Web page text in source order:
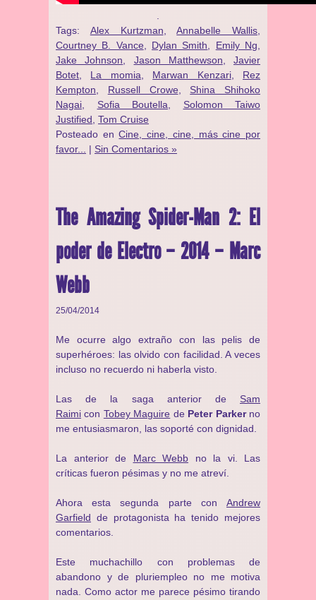
Tags: Alex Kurtzman ,Annabelle Wallis
Courtney B. Vance
Dylan Smith Emily Ng
Jake Johnson
Jason Matthewson
Javier
Botet
La momia Marwan Kenzari, Rez
Kempton
Russell Crowe, Shina Shihoko
Nagai
Sofia Boutella
Solomon Taiwo
Justified Tom Cruise
Posteado enCine, cine, cine, más cine por
favor...
| Sin Comentarios »
The Amazing Spider-Man 2: El
poder de Electro – 2014 – Marc
Webb
25/04/2014
Me ocurre algo extraño con las pelis de
superhéroes: las olvido con facilidad. A veces
incluso no recuerdo ni haberla visto.
Las de la saga anterior de Sam
Raimi con Tobey Maguire de Peter Parkerno
me entusiasmaron, las soporté con dignidad.
La anterior de Marc Webb no la vi. Las
críticas fueron pésimas y no me atreví.
Ahora esta segunda parte con Andrew
Garfield de protagonista ha tenido mejores
comentarios.
Este muchachillo con problemas de
abandono y de pluriempleo no me motiva
nada. Como actor me parece pésimo tirando